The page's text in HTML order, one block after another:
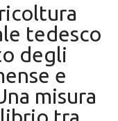
tedesco
degli
e
misura